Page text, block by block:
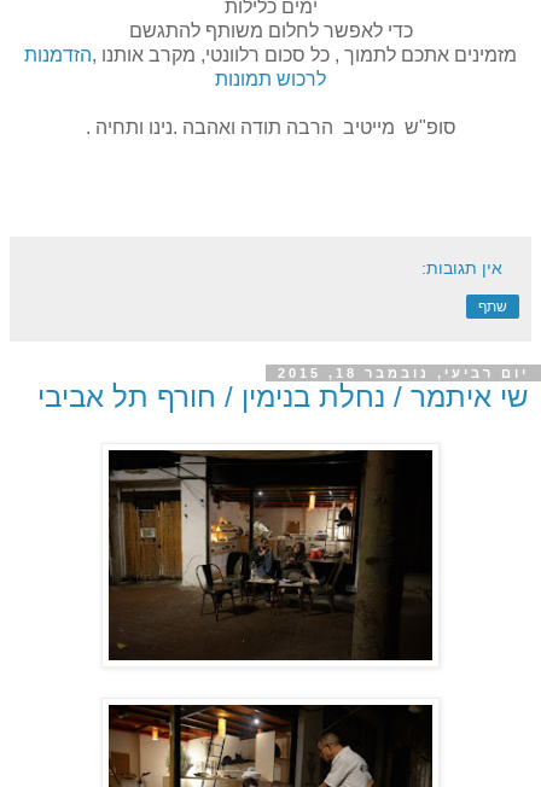
ימים כלילות
כדי לאפשר לחלום משותף להתגשם
מזמינים אתכם לתמוך , כל סכום רלוונטי, מקרב אותנו ,הזדמנות
לרכוש תמונות
סופ"ש מייטיב הרבה תודה ואהבה .נינו ותחיה .
אין תגובות:
שתף
יום רביעי, נובמבר 18, 2015
שי איתמר / נחלת בנימין / חורף תל אביבי